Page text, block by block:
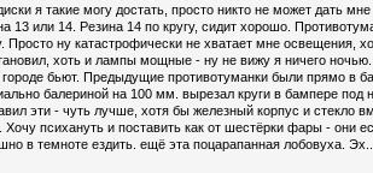
я такие могу достать, просто никто не может дать
13 или 14. Резина 14 по кругу, сидит хорошо.
Просто ну катастрофически не хватает мне освещения,
хоть и лампы мощные - ну не вижу я ничего
городе бьют. Предыдущие противотуманки были прямо в
балериной на 100 мм. вырезал круги в бампере под
эти - чуть лучше, хотя бы железный корпус и стекло
Хочу психануть и поставить как от шестёрки фары - они
в темноте ездить. ещё эта поцарапанная лобовуха. Эх..